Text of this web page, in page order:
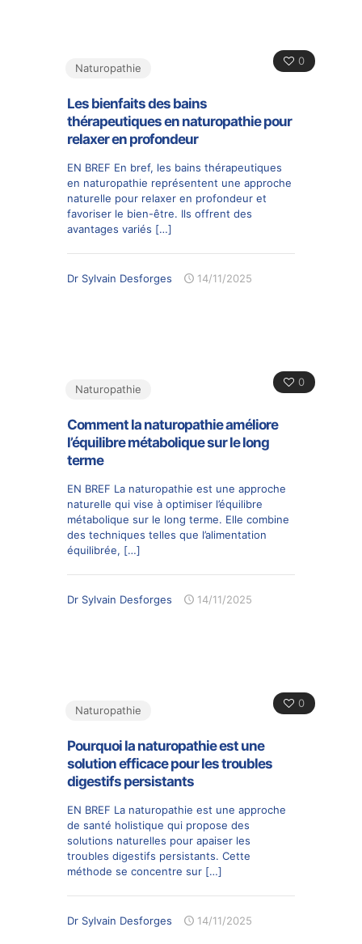
0
Naturopathie
Les bienfaits des bains
thérapeutiques en naturopathie pour
relaxer en profondeur
EN BREF En bref, les bains thérapeutiques
en naturopathie représentent une approche
naturelle pour relaxer en profondeur et
favoriser le bien-être. Ils offrent des
avantages variés […]
Dr Sylvain Desforges 14/11/2025
0
Naturopathie
Comment la naturopathie améliore
l’équilibre métabolique sur le long
terme
EN BREF La naturopathie est une approche
naturelle qui vise à optimiser l’équilibre
métabolique sur le long terme. Elle combine
des techniques telles que l’alimentation
équilibrée, […]
Dr Sylvain Desforges 14/11/2025
0
Naturopathie
Pourquoi la naturopathie est une
solution efficace pour les troubles
digestifs persistants
EN BREF La naturopathie est une approche
de santé holistique qui propose des
solutions naturelles pour apaiser les
troubles digestifs persistants. Cette
méthode se concentre sur […]
Dr Sylvain Desforges 14/11/2025